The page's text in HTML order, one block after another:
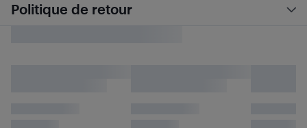
Politique de retour